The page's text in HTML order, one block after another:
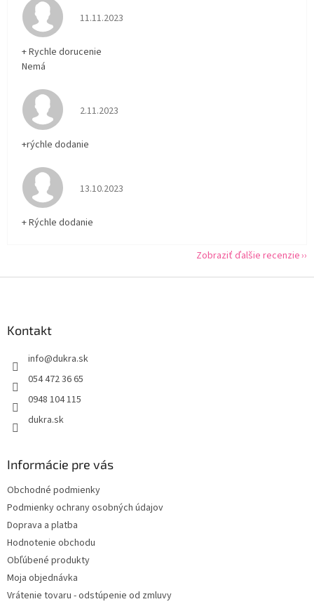
Hodnotenie obchodu je 5 z 5 hviezdičiek.
11.11.2023
+ Rychle dorucenie
Nemá
Hodnotenie obchodu je 5 z 5 hviezdičiek.
2.11.2023
+rýchle dodanie
Hodnotenie obchodu je 5 z 5 hviezdičiek.
13.10.2023
+ Rýchle dodanie
Zobraziť ďalšie recenzie
Kontakt
info@dukra.sk
054 472 36 65
0948 104 115
dukra.sk
Informácie pre vás
Obchodné podmienky
Podmienky ochrany osobných údajov
Doprava a platba
Hodnotenie obchodu
Obľúbené produkty
Moja objednávka
Vrátenie tovaru - odstúpenie od zmluvy